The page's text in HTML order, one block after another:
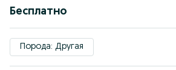
Бесплатно
Порода: Другая